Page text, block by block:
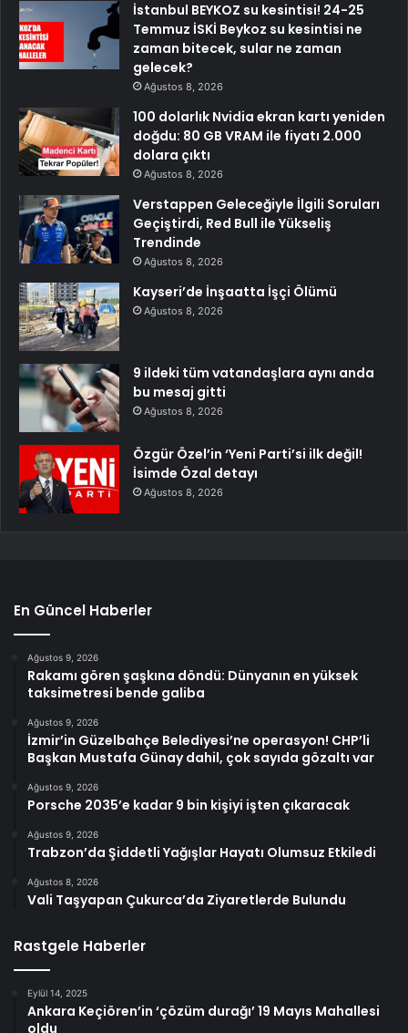
İstanbul BEYKOZ su kesintisi! 24-25
Temmuz İSKİ Beykoz su kesintisi ne
zaman bitecek, sular ne zaman
gelecek?
Ağustos 8, 2026
100 dolarlık Nvidia ekran kartı yeniden
doğdu: 80 GB VRAM ile fiyatı 2.000
dolara çıktı
Ağustos 8, 2026
Verstappen Geleceğiyle İlgili Soruları
Geçiştirdi, Red Bull ile Yükseliş
Trendinde
Ağustos 8, 2026
Kayseri’de İnşaatta İşçi Ölümü
Ağustos 8, 2026
9 ildeki tüm vatandaşlara aynı anda
bu mesaj gitti
Ağustos 8, 2026
Özgür Özel’in ‘Yeni Parti’si ilk değil!
İsimde Özal detayı
Ağustos 8, 2026
En Güncel Haberler
Ağustos 9, 2026
Rakamı gören şaşkına döndü: Dünyanın en yüksek
taksimetresi bende galiba
Ağustos 9, 2026
İzmir’in Güzelbahçe Belediyesi’ne operasyon! CHP’li
Başkan Mustafa Günay dahil, çok sayıda gözaltı var
Ağustos 9, 2026
Porsche 2035’e kadar 9 bin kişiyi işten çıkaracak
Ağustos 9, 2026
Trabzon’da Şiddetli Yağışlar Hayatı Olumsuz Etkiledi
Ağustos 8, 2026
Vali Taşyapan Çukurca’da Ziyaretlerde Bulundu
Rastgele Haberler
Eylül 14, 2025
Ankara Keçiören’in ‘çözüm durağı’ 19 Mayıs Mahallesi
oldu